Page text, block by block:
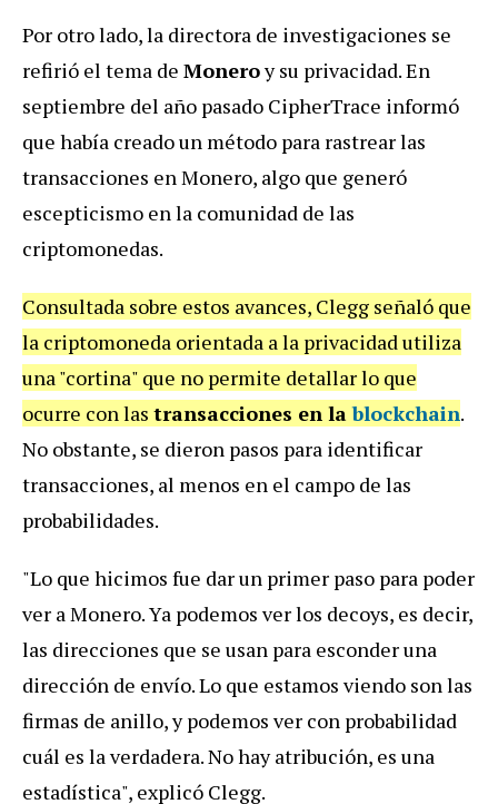
Por otro lado, la directora de investigaciones se
refirió el tema de Moneroy su privacidad. En
septiembre del año pasado CipherTrace informó
que había creado un método para rastrear las
transacciones en Monero, algo que generó
escepticismo en la comunidad de las
criptomonedas.
Consultada sobre estos avances, Clegg señaló que
la criptomoneda orientada a la privacidad utiliza
una "cortina" que no permite detallar lo que
ocurre con las transacciones en lablockchain.
No obstante, se dieron pasos para identificar
transacciones, al menos en el campo de las
probabilidades.
"Lo que hicimos fue dar un primer paso para poder
ver a Monero. Ya podemos ver los decoys, es decir,
las direcciones que se usan para esconder una
dirección de envío. Lo que estamos viendo son las
firmas de anillo, y podemos ver con probabilidad
cuál es la verdadera. No hay atribución, es una
estadística", explicó Clegg.